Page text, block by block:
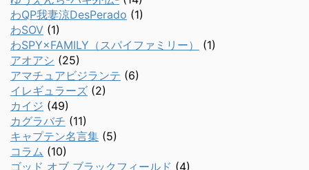
わQP我妻涼DesPerado (1)
わSOV (1)
わSPY×FAMILY（スパイファミリー）
(1)
アオアシ (25)
アマチュアビジランテ (6)
イレギュラーズ (2)
カイジ (49)
カグラバチ (11)
キャプテン名言集 (5)
コラム (10)
ゴッド オブ ブラックフィールド (4)